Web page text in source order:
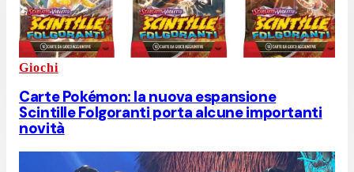
Giochi
Carte Pokémon: la nuova espansione
Scintille Folgoranti porta alcune importanti
novità